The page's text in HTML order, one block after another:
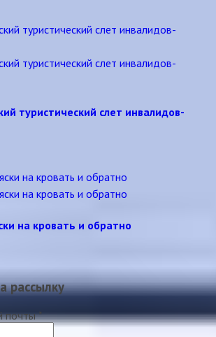
туристический слет инвалидов-
на кровать и обратно
рассылку
почты*